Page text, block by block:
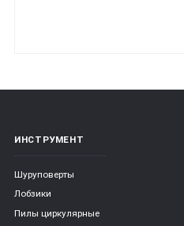
ИНСТРУМЕНТ
Шуруповерты
Лобзики
Пилы циркулярные